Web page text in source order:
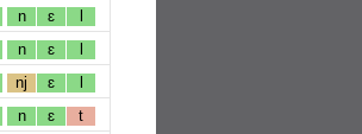
n ɛ
l
n
ɛ
l
nj
ɛ
l
n
ɛ
t